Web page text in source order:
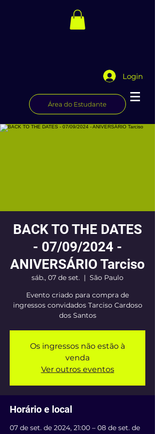
Login
Área do Estudante
BACK TO THE DATES
- 07/09/2024 -
ANIVERSÁRIO Tarciso
sáb., 07 de set.
  |
São Paulo
Evento criado para compra de
ingressos convidados Tarciso Cardoso
dos Santos
Os ingressos não estão à
venda
Ver outros eventos
Horário e local
07 de set. de 2024, 21:00 – 08 de set. de